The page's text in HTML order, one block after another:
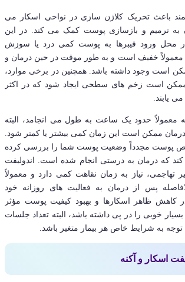
باعث تحریک کلاژن سازی در نواحی اسکار می
به ترمیم و بازسازی پوست کمک می کند. در این
محل ورود فیبرها به پوست کمی درد یا سوزش
معمولاً خفیف است و به طور موقت در حین درمان و
است وجود داشته باشد. همچنین در برخی موارد،
ممکن است زخم های سطحی ایجاد شود که در اکثر
یابند.
معمولاً حدود یک ساعت به طول می انجامد، البته
ممکن است این زمان کمی بیشتر یا کمتر شود.
پوست مجدداً وضعیت پوست شما را بررسی کرده
که درمان به درستی انجام شده است. اندولیفت
تهاجمی، نیاز به زمان نقاهت کمی دارد و معمولاً
پس از درمان به فعالیت های روزانه خود
کاهش ظاهر اسکارها و بهبود کیفیت پوست مؤثر
خوبی را در پی داشته باشد، البته تعداد جلسات
به شرایط خاص هر بیمار متغیر باشد.
اسکار و آکنه